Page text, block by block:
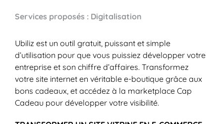
Services proposés : Digitalisation
Ubiliz est un outil gratuit, puissant et simple
d’utilisation pour que vous puissiez développer votre
entreprise et son chiffre d’affaires. Transformez
votre site internet en véritable e-boutique grâce aux
bons cadeaux, et accédez à la marketplace Cap
Cadeau pour développer votre visibilité.